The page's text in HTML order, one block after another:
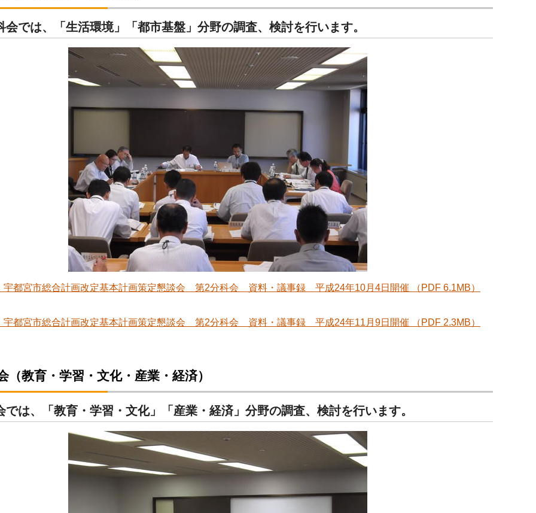
では、「生活環境」「都市基盤」分野の調査、検討を行います。
都宮市総合計画改定基本計画策定懇談会 第2分科会 資料・議事録 平成24年10月4日開催 （PDF 6.1MB）
都宮市総合計画改定基本計画策定懇談会 第2分科会 資料・議事録 平成24年11月9日開催 （PDF 2.3MB）
（教育・学習・文化・産業・経済）
では、「教育・学習・文化」「産業・経済」分野の調査、検討を行います。